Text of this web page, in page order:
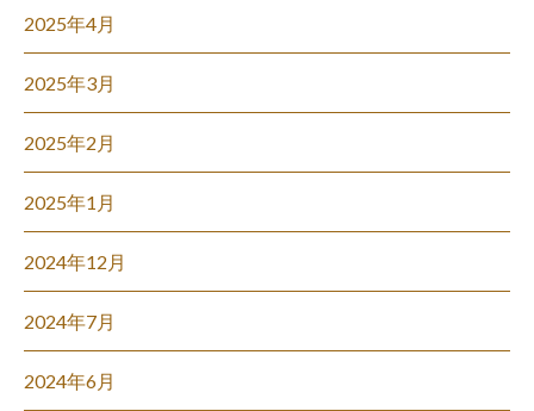
2025年4月
2025年3月
2025年2月
2025年1月
2024年12月
2024年7月
2024年6月